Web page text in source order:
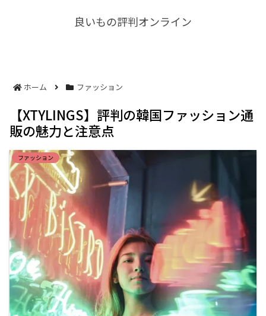
良いもの評判オンライン
ホーム ファッション
【XTYLINGS】評判の韓国ファッション通
販の魅力と注意点
ファッション